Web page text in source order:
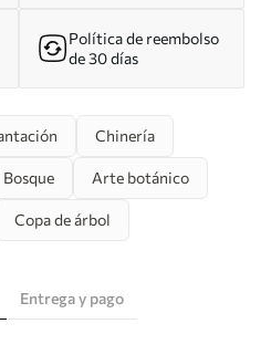
Política de reembolso
de 30 días
Chinería
Bosque Arte botánico
Copa de árbol
Entrega y pago